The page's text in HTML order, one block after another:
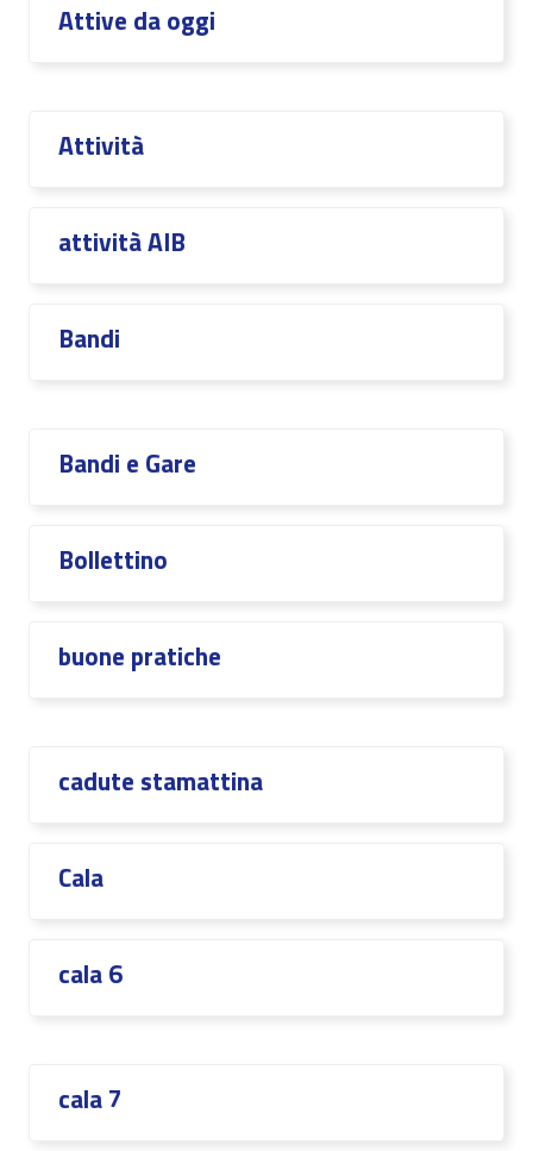
Attive da oggi
Attività
attività AIB
Bandi
Bandi e Gare
Bollettino
buone pratiche
cadute stamattina
Cala
cala 6
cala 7